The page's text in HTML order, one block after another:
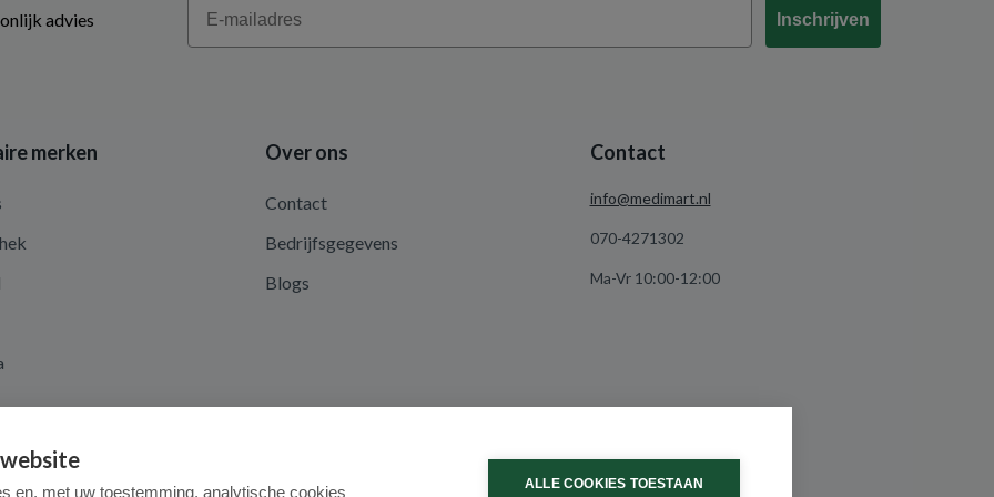
advies
Inschrijven
merken Over ons
Contact
Bedrijfsgegevens
Blogs
Contact
info@medimart.nl
070-4271302
Ma-Vr 10:00-12:00
en, met uw toestemming, analytische cookies ALLE COOKIES TOESTAAN